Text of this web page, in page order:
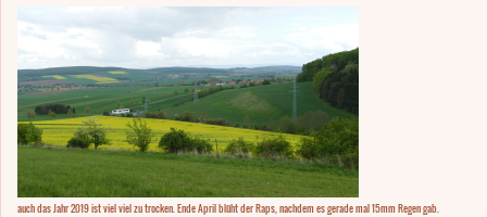
auch das Jahr 2019 ist viel viel zu trocken. Ende April blüht der Raps, nachdem es gerade mal 15mm Regen gab.